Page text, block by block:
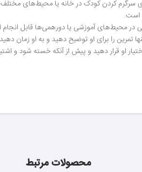
سرگرم کردن کودک در خانه یا محیط‌های
است.
محیط‌های آموزشی یا دورهمی‌ها قابل
تمرین را برای او توضیح دهید و به او زمان
او قرار دهید و پیش از آنکه خسته شود و
محصولات مرتبط